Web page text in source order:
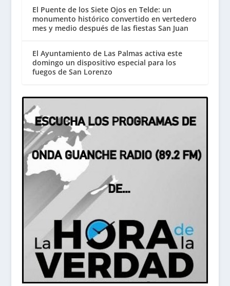
El Puente de los Siete Ojos en Telde: un
monumento histórico convertido en vertedero
mes y medio después de las fiestas San Juan
El Ayuntamiento de Las Palmas activa este
domingo un dispositivo especial para los
fuegos de San Lorenzo